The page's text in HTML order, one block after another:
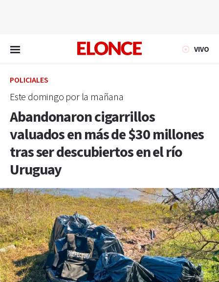
VIVO
POLICIALES
Este domingo por la mañana
Abandonaron cigarrillos
valuados en más de $30 millones
tras ser descubiertos en el río
Uruguay